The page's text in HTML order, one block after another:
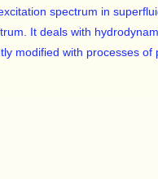
spectrum in
It deals with
modified with processes of